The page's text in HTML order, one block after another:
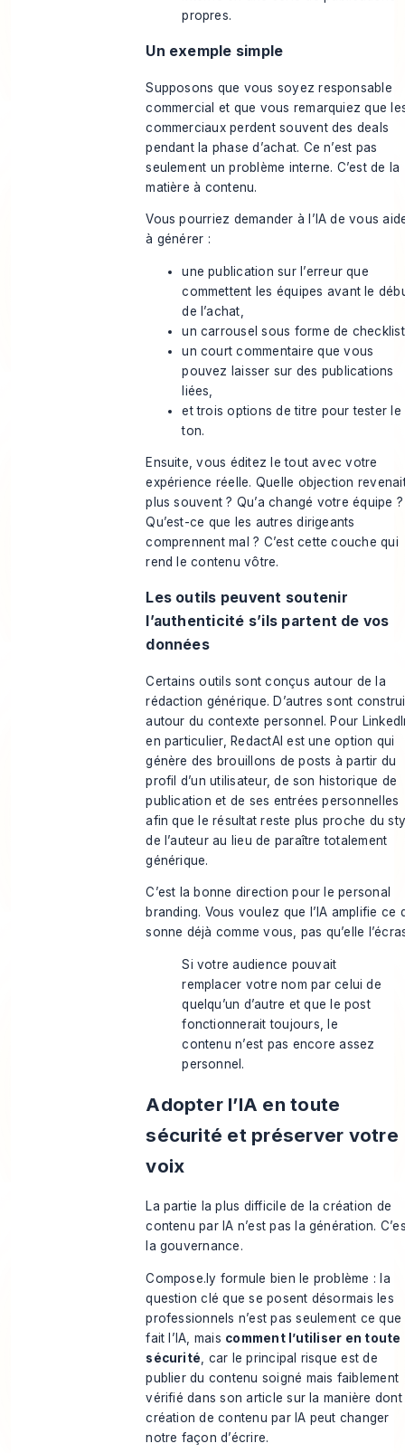
propres.
Un exemple simple
Supposons que vous soyez responsable
commercial et que vous remarquiez que
commerciaux perdent souvent des deals
pendant la phase d’achat. Ce n’est pas
seulement un problème interne. C’est de la
matière à contenu.
Vous pourriez demander à l’IA de vous
à générer :
une publication sur l’erreur que
commettent les équipes avant le
de l’achat,
un carrousel sous forme de
un court commentaire que vous
pouvez laisser sur des publications
liées,
et trois options de titre pour tester le
ton.
Ensuite, vous éditez le tout avec votre
expérience réelle. Quelle objection
plus souvent ? Qu’a changé votre équipe ?
Qu’est-ce que les autres dirigeants
comprennent mal ? C’est cette couche qui
rend le contenu vôtre.
Les outils peuvent soutenir
l’authenticité s’ils partent de vos
données
Certains outils sont conçus autour de la
rédaction générique. D’autres sont
autour du contexte personnel. Pour
en particulier, RedactAI est une option qui
génère des brouillons de posts à partir du
profil d’un utilisateur, de son historique de
publication et de ses entrées personnelles
afin que le résultat reste plus proche du
de l’auteur au lieu de paraître totalement
générique.
C’est la bonne direction pour le personal
branding. Vous voulez que l’IA amplifie ce
sonne déjà comme vous, pas qu’elle
Si votre audience pouvait
remplacer votre nom par celui de
quelqu’un d’autre et que le post
fonctionnerait toujours, le
contenu n’est pas encore assez
personnel.
Adopter l’IA en toute
sécurité et préserver votre
voix
La partie la plus difficile de la création de
contenu par IA n’est pas la génération.
la gouvernance.
Compose.ly formule bien le problème : la
question clé que se posent désormais les
professionnels n’est pas seulement ce que
fait l’IA, mais comment l’utiliser en toute
sécurité , car le principal risque est de
publier du contenu soigné mais faiblement
vérifié dans son article sur la manière dont
création de contenu par IA peut changer
notre façon d’écrire.